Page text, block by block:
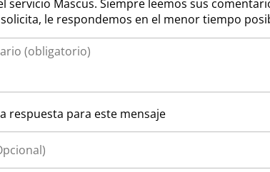
servicio Mascus. Siempre leemos sus
le respondemos en el menor tiempo
respuesta para este mensaje